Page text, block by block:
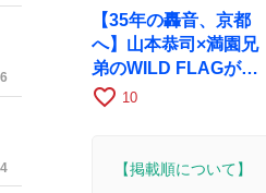
6
【35年の轟音、京都
へ】山本恭司×満園兄
弟のWILD FLAGが8
月6日にRAGでライブ
favorite_border 10
【掲載順について】